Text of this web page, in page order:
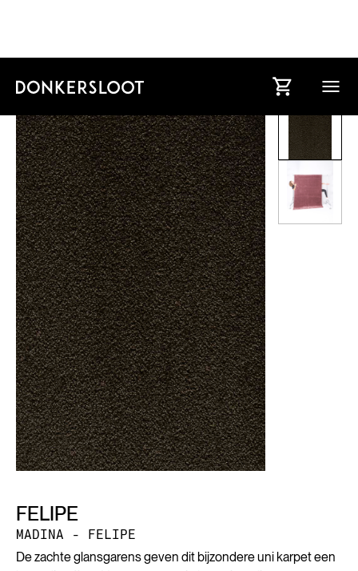
FELIPE
MADINA - FELIPE
De zachte glansgarens geven dit bijzondere uni karpet een